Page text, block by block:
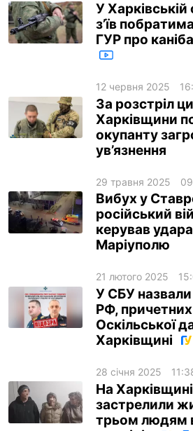
У Харківській
з’їв
ГУР про
12 червня 2025
За розстріл
Харківщини
окупанту
ув’язнення
29 травня 2025
Вибух у
російський
керував
Маріуполю
21 лютого 2025
У СБУ назвали
РФ,
Оскільської
Харківщині
28 січня 2025
На
застрелили
трьом людям